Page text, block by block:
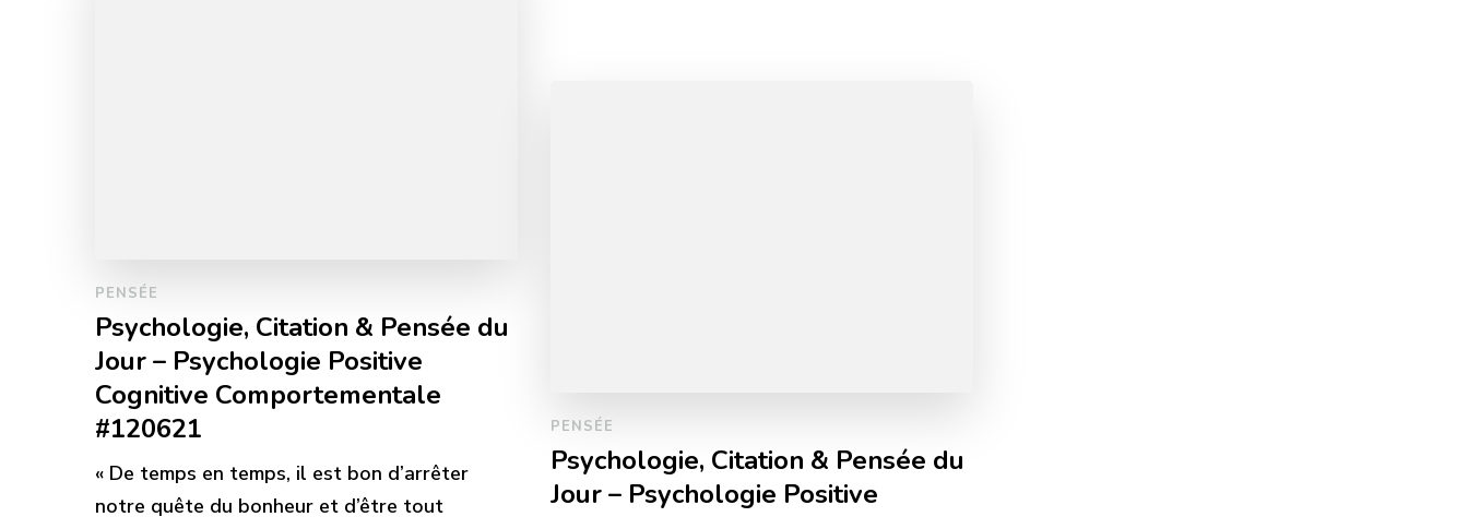
PENSÉE
Psychologie, Citation & Pensée du
Jour – Psychologie Positive
Cognitive Comportementale
#120621
« De temps en temps, il est bon d’arrêter
notre quête du bonheur et d’être tout
PENSÉE
Psychologie, Citation & Pensée du
Jour – Psychologie Positive